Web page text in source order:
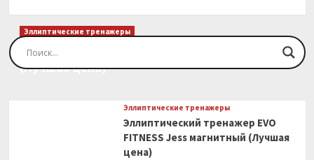
Эллиптические тренажеры
Эллиптический тренажер EVO FITNESS Orion
(Лучшая цена)
Эллиптические тренажеры
Эллиптический тренажер EVO
FITNESS Jess магнитный (Лучшая
цена)